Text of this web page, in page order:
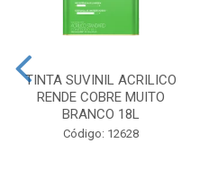
TINTA SUVINIL ACRILICO
RENDE COBRE MUITO
BRANCO 18L
Código: 12628